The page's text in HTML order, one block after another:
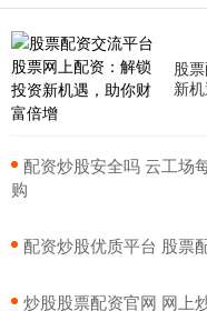
股
新
配资炒股安全吗 云工场
购
配资炒股优质平台 股票
炒股股票配资官网 网上